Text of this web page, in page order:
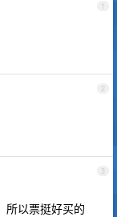
1
2
3
所以票挺好买的